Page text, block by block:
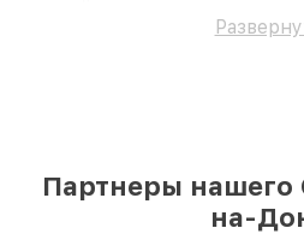
Партнеры нашего
на-